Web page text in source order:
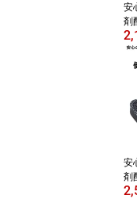
安
剤
健
安
剤
健